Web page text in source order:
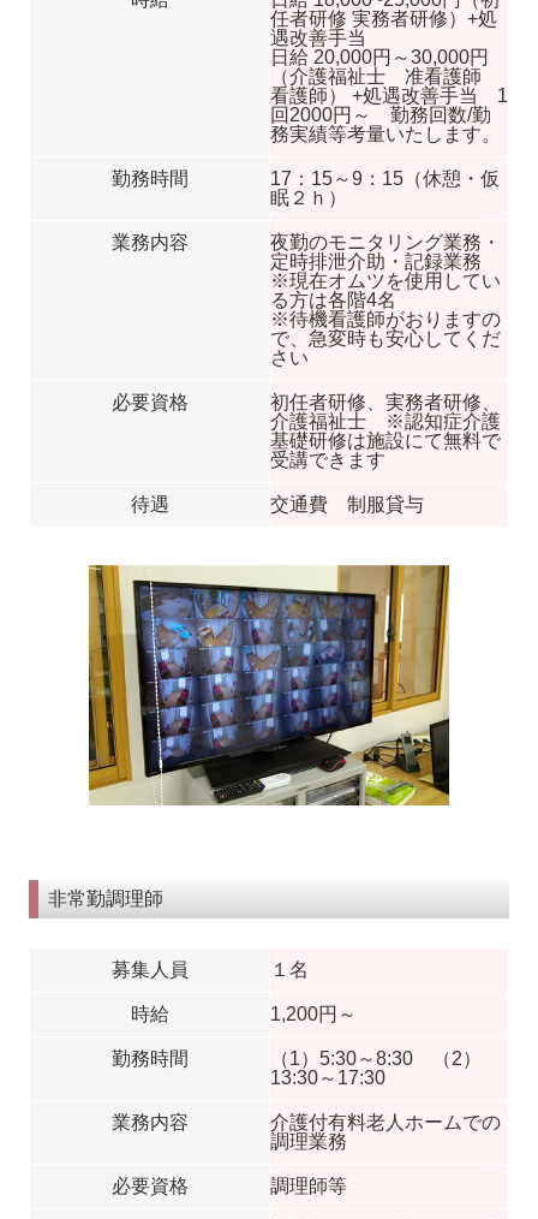
任者研修 実務者研修）+処
遇改善手当
日給 20,000円～30,000円
（介護福祉士 准看護師
看護師） +処遇改善手当 1
回2000円～ 勤務回数/勤
務実績等考量いたします。
勤務時間
17：15～9：15（休憩・仮
眠２ｈ）
業務内容
夜勤のモニタリング業務・
定時排泄介助・記録業務
※現在オムツを使用してい
る方は各階4名
※待機看護師がおりますの
で、急変時も安心してくだ
さい
必要資格
初任者研修、実務者研修、
介護福祉士 ※認知症介護
基礎研修は施設にて無料で
受講できます
待遇 交通費 制服貸与
非常勤調理師
募集人員 １名
時給 1,200円～
勤務時間
（1）5:30～8:30 （2）
13:30～17:30
業務内容
介護付有料老人ホームでの
調理業務
必要資格 調理師等